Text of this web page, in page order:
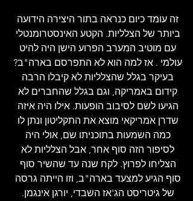
זה עומד כיום כנראה בתור היצירה הידועה
ביותר של הצלליות. הקטע האינסטרומנטלי
עם מוטיב המערב הפרוע הישן היה להיט
עולמי . אז למה הוא לא התפרסם בארה"ב?
בעיקר בגלל שהצלליות לא קיבלו הרבה
קידום באמריקה, וגם בגלל שהחברים לא
הגיעו לשם לסיבוב הופעות. אילו היה איזה
שדרן אמריקאי מוצא את התקליטון ונתן לו
כמה השמעות בתוכניתו שם, אולי היה
לסיפור הזה סוף אחר, אבל הצלליות לא
הצליחו לפרוץ. לקח שנה עד שהשיר סוף
סוף הגיע למצעד בארה"ב, וזו הייתה גרסה
של גיטריסט הג'אז השבדי, יורגן אינגמן.